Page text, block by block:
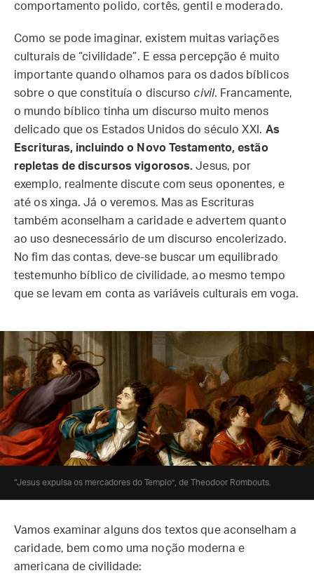
comportamento polido, cortês, gentil e moderado.
Como se pode imaginar, existem muitas variações
culturais de “civilidade”. E essa percepção é muito
importante quando olhamos para os dados bíblicos
sobre o que constituía o discurso civil. Francamente,
o mundo bíblico tinha um discurso muito menos
delicado que os Estados Unidos do século XXI. As
Escrituras, incluindo o Novo Testamento, estão
repletas de discursos vigorosos. Jesus, por
exemplo, realmente discute com seus oponentes, e
até os xinga. Já o veremos. Mas as Escrituras
também aconselham a caridade e advertem quanto
ao uso desnecessário de um discurso encolerizado.
No fim das contas, deve-se buscar um equilibrado
testemunho bíblico de civilidade, ao mesmo tempo
que se levam em conta as variáveis culturais em voga.
“Jesus expulsa os mercadores do Templo”, de Theodoor Rombouts.
Vamos examinar alguns dos textos que aconselham a
caridade, bem como uma noção moderna e
americana de civilidade: